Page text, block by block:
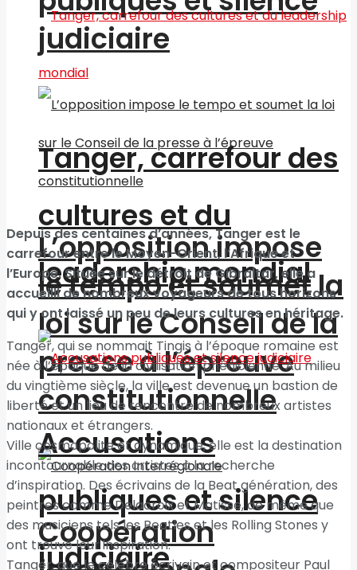
judiciaire
L’opposition impose
le tempo et soumet la
loi sur le Conseil de la
presse à l’épreuve
constitutionnelle
Coopération
Tanger, carrefour des
cultures et du
leadership mondial
Accusations
publiques et silence
judiciaire
Depuis des centaines d’années, Tanger est le
carrefour entre le Moyen-Orient, l’Afrique et
l’Europe. Située sur le détroit de Gibraltar, elle a
accueilli de nombreux voyageurs de tous horizons
qui y ont laissé un peu de leurs cultures en héritage.
Tanger, qui se nommait Tingis à l’époque romaine est
née à l’époque de la civilisation phénicienne. Au milieu
du vingtième siècle, la ville est devenue un bastion de
liberté et un lieu de rencontre de nombreux artistes
nationaux et étrangers.
Ville cosmopolite et dynamique, elle est la destination
incontournable des artistes à la recherche
d’inspiration. Des écrivains de la Beat génération, des
peintres comme Delacroix et Matisse, de même que
des musiciens tels les Beatles et les Rolling Stones y
ont trouvé leur inspiration.
Tanger, que le célèbre écrivain et compositeur Paul